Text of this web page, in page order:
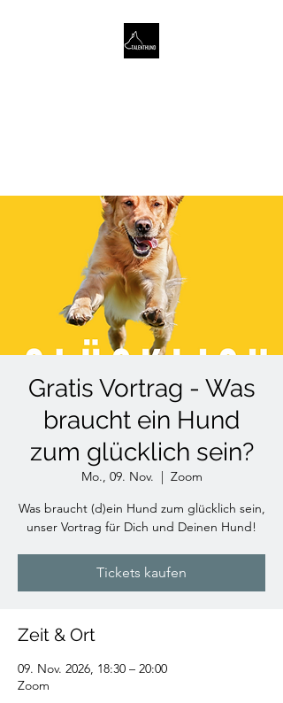
Gratis Vortrag - Was
braucht ein Hund
zum glücklich sein?
Mo., 09. Nov.
  |
Zoom
Was braucht (d)ein Hund zum glücklich sein,
unser Vortrag für Dich und Deinen Hund!
Tickets kaufen
Zeit & Ort
09. Nov. 2026, 18:30 – 20:00
Zoom